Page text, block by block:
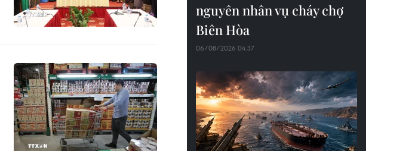
nguyên nhân vụ cháy chợ
Biên Hòa
06/08/2026 04:37